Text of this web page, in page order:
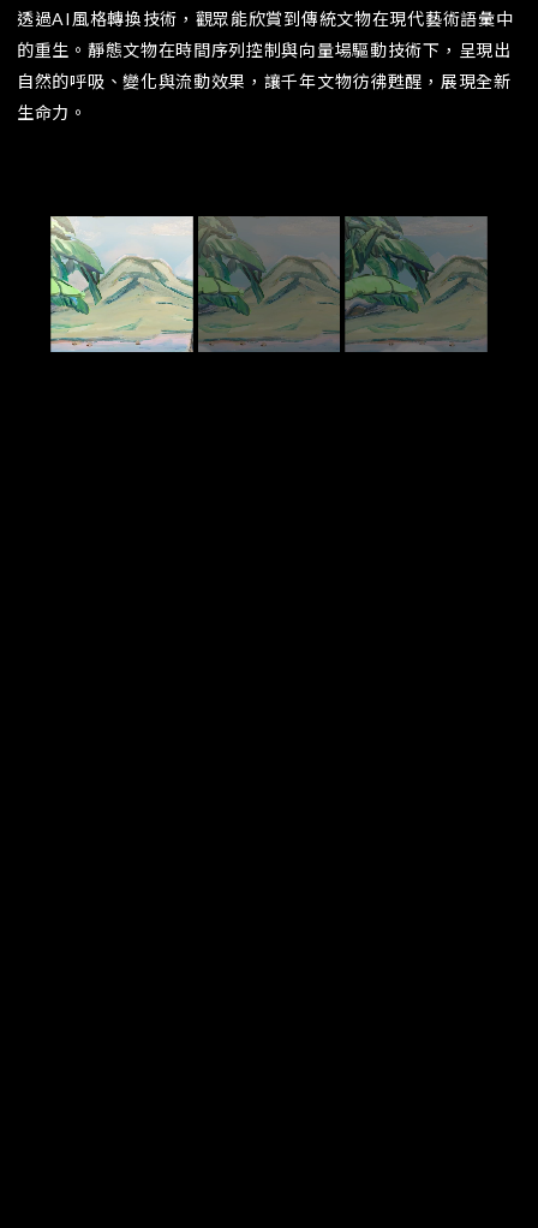
透過AI風格轉換技術，觀眾能欣賞到傳統文物在現代藝術語彙中
的重生。靜態文物在時間序列控制與向量場驅動技術下，呈現出
自然的呼吸、變化與流動效果，讓千年文物彷彿甦醒，展現全新
生命力。